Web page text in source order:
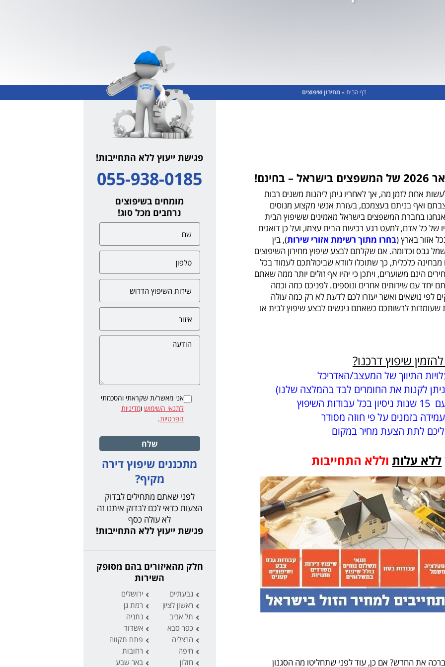
דף הבית»מחירון שיפוצים
אחת לזמן מה, אך לאחריו ניתן ליהנות משנים רבות
ואף בניתם בעצמכם, בעזרת אנשי מקצוע מנוסים
בחברת המשפצים בישראל מאמינים ששיפוץ הבית
של כל אדם, למעט רגע רכישת הבית עצמו, ועל כן דואגים
אזור בארץ (בחרו מתוך רשימת אזורי שירות), בין
גבס וכדומה. אם שקלתם לבצע שיפוץ מחירון השיפוצים
מבחינה כלכלית, כך שתוכלו לוודא שביכולתכם לעמוד בכל
הינם משוערים, ויתכן כי יהיו אף זולים יותר ממה שאתם
יחד עם שירותים אחרים ונוספים. לפניכם כמה וכמה
לפי נושאים ואשר יעזרו לכם לדעת לא רק כמה עולה
שעומדות לרשותכם כשאתם ניגשים לבצע שיפוץ לבית או
שיפוץ דרכנו?
התיווך של המעצב/האדריכל
לקנות את החומרים לבד בהמלצה שלנו)
בזמנים על פי חוזה מסודר
לתת הצעת מחיר במקום
ללא עלותוללא התחייבות
את החדש? אם כן, עוד לפני שתחליטו מה הסגנון
פגישת ייעוץ ללא התחייבות!
055-938-0185
מומחים בשיפוצים
נרחבים מכל סוג!
אני מאשר/ת שקראתי והסכמתי
לתנאי השימוש ומדיניות
הפרטיות.
שלח
מתכננים שיפוץ דירה
מקיף?
לפני שאתם מתחילים לבדוק
הצעות כדאי לכם לבדוק איתנו זה
לא עולה כסף
פגישת ייעוץ ללא התחייבות!
חלק מהאיזורים בהם מסופק
השירות
גבעתיים
ירושלים
ראשון לציון
רמת גן
תל אביב
נתניה
כפר סבא
אשדוד
הרצליה
פתח תקווה
חיפה
רחובות
חולון
באר שבע